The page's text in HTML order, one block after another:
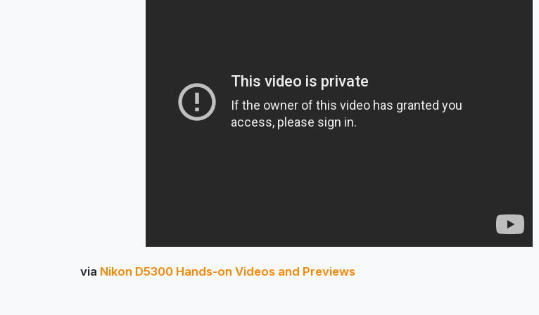
via Nikon D5300 Hands-on Videos and Previews